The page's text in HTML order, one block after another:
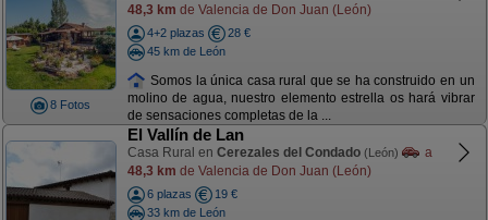
8 Fotos
48,3 km de Valencia de Don Juan (León)
4+2 plazas
28 €
45 km de León
Somos la única casa rural que se ha construido en un
molino de agua, nuestro elemento estrella os hará vibrar
de sensaciones completas de la ...
El Vallín de Lan
Casa Rural en Cerezales del Condado (León)
a
48,3 km de Valencia de Don Juan (León)
6 plazas
19 €
33 km de León